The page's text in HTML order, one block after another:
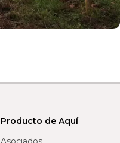
Producto de Aquí